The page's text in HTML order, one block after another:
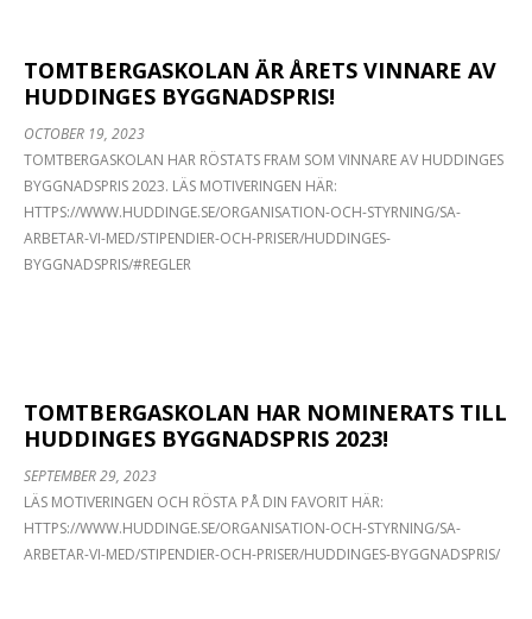
TOMTBERGASKOLAN ÄR ÅRETS VINNARE AV
HUDDINGES BYGGNADSPRIS!
OCTOBER 19, 2023
TOMTBERGASKOLAN HAR RÖSTATS FRAM SOM VINNARE AV HUDDINGES
BYGGNADSPRIS 2023. LÄS MOTIVERINGEN HÄR:
HTTPS://WWW.HUDDINGE.SE/ORGANISATION-OCH-STYRNING/SA-
ARBETAR-VI-MED/STIPENDIER-OCH-PRISER/HUDDINGES-
BYGGNADSPRIS/#REGLER
TOMTBERGASKOLAN HAR NOMINERATS TILL
HUDDINGES BYGGNADSPRIS 2023!
SEPTEMBER 29, 2023
LÄS MOTIVERINGEN OCH RÖSTA PÅ DIN FAVORIT HÄR:
HTTPS://WWW.HUDDINGE.SE/ORGANISATION-OCH-STYRNING/SA-
ARBETAR-VI-MED/STIPENDIER-OCH-PRISER/HUDDINGES-BYGGNADSPRIS/